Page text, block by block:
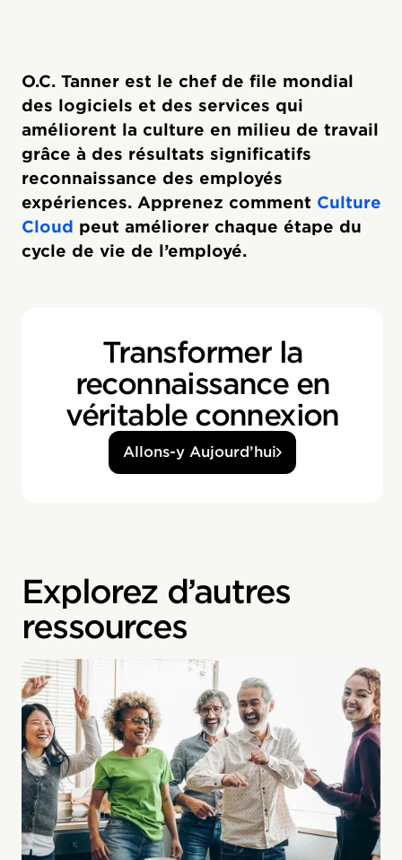
O.C. Tanner est le chef de file mondial
des logiciels et des services qui
améliorent la culture en milieu de travail
grâce à des résultats significatifs
reconnaissance des employés
expériences. Apprenez comment Culture
Cloud peut améliorer chaque étape du
cycle de vie de l’employé.
Transformer la
reconnaissance en
véritable connexion
Allons-y Aujourd’hui
Explorez d’autres
ressources